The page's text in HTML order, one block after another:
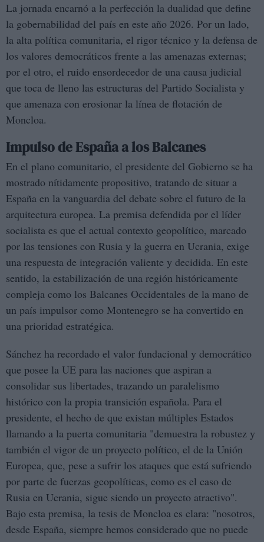
La jornada encarnó a la perfección la dualidad que define
la gobernabilidad del país en este año 2026. Por un lado,
la alta política comunitaria, el rigor técnico y la defensa de
los valores democráticos frente a las amenazas externas;
por el otro, el ruido ensordecedor de una causa judicial
que toca de lleno las estructuras del Partido Socialista y
que amenaza con erosionar la línea de flotación de
Moncloa.
Impulso de España a los Balcanes
En el plano comunitario, el presidente del Gobierno se ha
mostrado nítidamente propositivo, tratando de situar a
España en la vanguardia del debate sobre el futuro de la
arquitectura europea. La premisa defendida por el líder
socialista es que el actual contexto geopolítico, marcado
por las tensiones con Rusia y la guerra en Ucrania, exige
una respuesta de integración valiente y decidida. En este
sentido, la estabilización de una región históricamente
compleja como los Balcanes Occidentales de la mano de
un país impulsor como Montenegro se ha convertido en
una prioridad estratégica.
Sánchez ha recordado el valor fundacional y democrático
que posee la UE para las naciones que aspiran a
consolidar sus libertades, trazando un paralelismo
histórico con la propia transición española. Para el
presidente, el hecho de que existan múltiples Estados
llamando a la puerta comunitaria "demuestra la robustez y
también el vigor de un proyecto político, el de la Unión
Europea, que, pese a sufrir los ataques que está sufriendo
por parte de fuerzas geopolíticas, como es el caso de
Rusia en Ucrania, sigue siendo un proyecto atractivo".
Bajo esta premisa, la tesis de Moncloa es clara: "nosotros,
desde España, siempre hemos considerado que no puede